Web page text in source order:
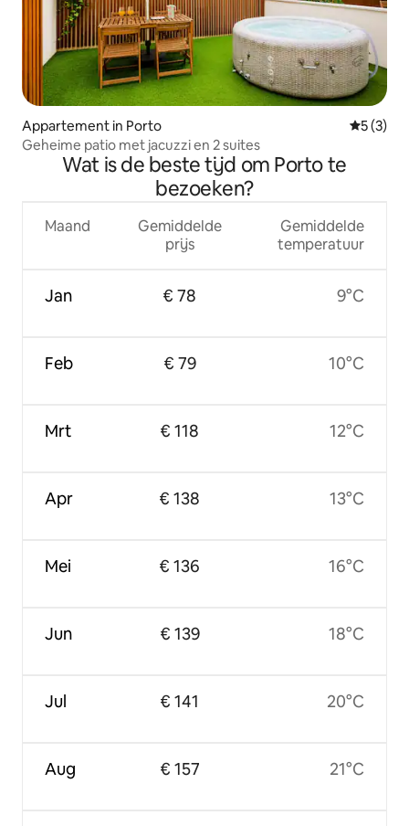
Appartement in Porto
5 (3)
Geheime patio met jacuzzi en 2 suites
Wat is de beste tijd om Porto te
bezoeken?
Maand
Jan
Feb
Mrt
Apr
Mei
Jun
Jul
Aug
Gemiddelde
prijs
€ 78
€ 79
€ 118
€ 138
€ 136
€ 139
€ 141
€ 157
Gemiddelde
temperatuur
9°C
10°C
12°C
13°C
16°C
18°C
20°C
21°C